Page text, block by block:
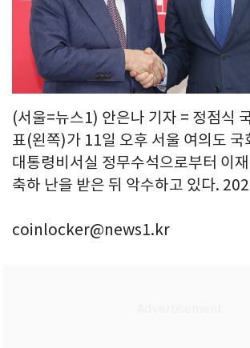
(서울=뉴스1) 안은나 기자 = 정점식
표(왼쪽)가 11일 오후 서울 여의도 국
대통령비서실 정무수석으로부터 이
축하 난을 받은 뒤 악수하고 있다.
coinlocker@news1.kr